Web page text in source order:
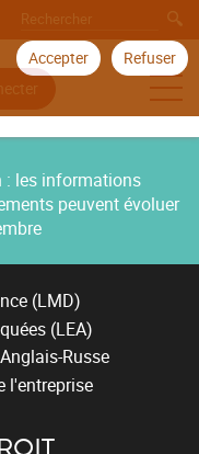
Accepter Refuser
: les informations
peuvent évoluer
(LMD)
(LEA)
Russe
l'entreprise